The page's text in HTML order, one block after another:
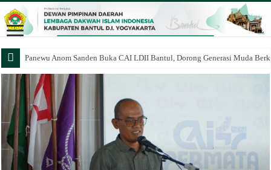
Panewu Anom Sanden Buka CAI LDII Bantul, Dorong Generasi Muda